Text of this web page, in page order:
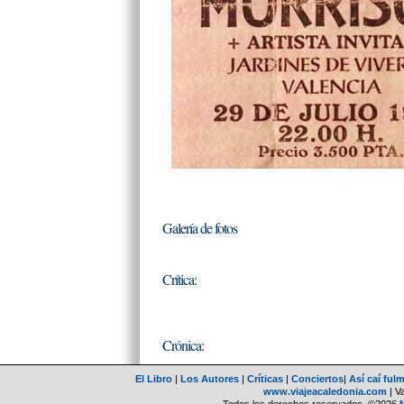
Galería de fotos
Crítica:
Crónica:
El Libro | Los Autores | Críticas | Conciertos| Así caí
www.viajeacaledonia.com |